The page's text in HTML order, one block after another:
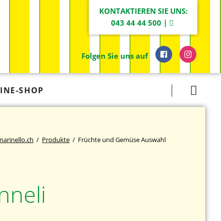
KONTAKTIEREN SIE UNS:
043 44 44 500 |
Folgen Sie uns auf
SHOP
Produkte Früchte und Gemüse Auswahl